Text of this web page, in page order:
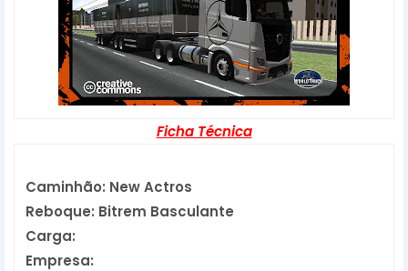
Ficha Técnica
Caminhão: New Actros
Reboque: Bitrem Basculante
Carga:
Empresa: